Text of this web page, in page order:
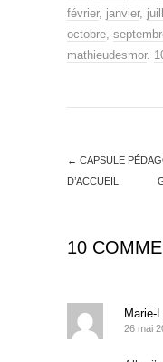
février, janvier,
octobre
mathieudesmor.
← CAPSULE
D’ACCUEIL
10
Marie-
26 mai